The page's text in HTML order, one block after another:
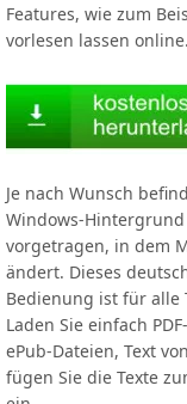
Features, wie zum
vorlesen lassen online.
Je nach Wunsch
Windows-
vorgetragen, in dem
ändert. Dieses
Bedienung ist für alle
Laden Sie einfach
ePub-Dateien, Text
fügen Sie die Texte